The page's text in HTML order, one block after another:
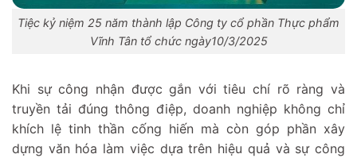
Tiệc kỷ niệm 25 năm thành lập Công ty cổ phần Thực phẩm
Vĩnh Tân tổ chức ngày10/3/2025
Khi sự công nhận được gắn với tiêu chí rõ ràng và
truyền tải đúng thông điệp, doanh nghiệp không chỉ
khích lệ tinh thần cống hiến mà còn góp phần xây
dựng văn hóa làm việc dựa trên hiệu quả và sự công